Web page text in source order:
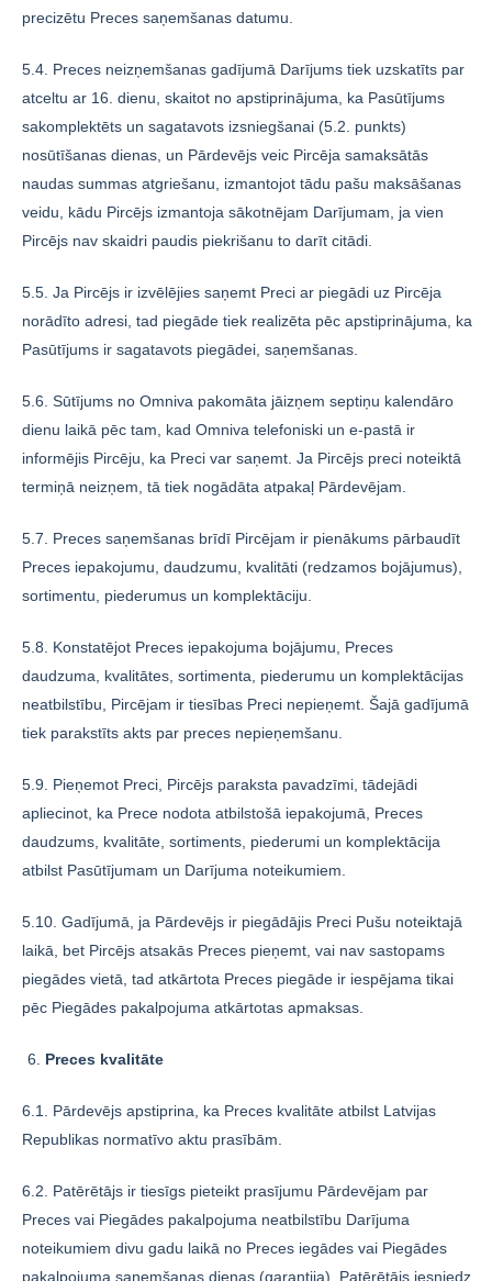
precizētu Preces saņemšanas datumu.
5.4. Preces neizņemšanas gadījumā Darījums tiek uzskatīts par
atceltu ar 16. dienu, skaitot no apstiprinājuma, ka Pasūtījums
sakomplektēts un sagatavots izsniegšanai (5.2. punkts)
nosūtīšanas dienas, un Pārdevējs veic Pircēja samaksātās
naudas summas atgriešanu, izmantojot tādu pašu maksāšanas
veidu, kādu Pircējs izmantoja sākotnējam Darījumam, ja vien
Pircējs nav skaidri paudis piekrišanu to darīt citādi.
5.5. Ja Pircējs ir izvēlējies saņemt Preci ar piegādi uz Pircēja
norādīto adresi, tad piegāde tiek realizēta pēc apstiprinājuma, ka
Pasūtījums ir sagatavots piegādei, saņemšanas.
5.6. Sūtījums no Omniva pakomāta jāizņem septiņu kalendāro
dienu laikā pēc tam, kad Omniva telefoniski un e-pastā ir
informējis Pircēju, ka Preci var saņemt. Ja Pircējs preci noteiktā
termiņā neizņem, tā tiek nogādāta atpakaļ Pārdevējam.
5.7. Preces saņemšanas brīdī Pircējam ir pienākums pārbaudīt
Preces iepakojumu, daudzumu, kvalitāti (redzamos bojājumus),
sortimentu, piederumus un komplektāciju.
5.8. Konstatējot Preces iepakojuma bojājumu, Preces
daudzuma, kvalitātes, sortimenta, piederumu un komplektācijas
neatbilstību, Pircējam ir tiesības Preci nepieņemt. Šajā gadījumā
tiek parakstīts akts par preces nepieņemšanu.
5.9. Pieņemot Preci, Pircējs paraksta pavadzīmi, tādejādi
apliecinot, ka Prece nodota atbilstošā iepakojumā, Preces
daudzums, kvalitāte, sortiments, piederumi un komplektācija
atbilst Pasūtījumam un Darījuma noteikumiem.
5.10. Gadījumā, ja Pārdevējs ir piegādājis Preci Pušu noteiktajā
laikā, bet Pircējs atsakās Preces pieņemt, vai nav sastopams
piegādes vietā, tad atkārtota Preces piegāde ir iespējama tikai
pēc Piegādes pakalpojuma atkārtotas apmaksas.
Preces kvalitāte
6.1. Pārdevējs apstiprina, ka Preces kvalitāte atbilst Latvijas
Republikas normatīvo aktu prasībām.
6.2. Patērētājs ir tiesīgs pieteikt prasījumu Pārdevējam par
Preces vai Piegādes pakalpojuma neatbilstību Darījuma
noteikumiem divu gadu laikā no Preces iegādes vai Piegādes
pakalpojuma saņemšanas dienas (garantija). Patērētājs iesniedz